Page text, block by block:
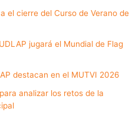
el cierre del Curso de Verano de
jugará el Mundial de Flag
destacan en el MUTVI 2026
analizar los retos de la